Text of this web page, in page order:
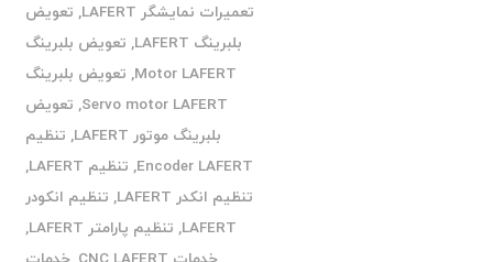
تعمیرات نمایشگر LAFERT
, تعویض
بلبرینگ LAFERT
, تعویض بلبرینگ
Motor LAFERT
, تعویض بلبرینگ
Servo motor LAFERT
, تعویض
بلبرینگ موتور LAFERT
, تنظیم
Encoder LAFERT
, تنظیم LAFERT
,
تنظیم انکدر LAFERT
, تنظیم انکودر
LAFERT
, تنظیم پارامتر LAFERT
,